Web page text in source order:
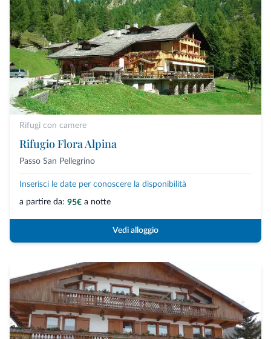
Rifugi con camere
Rifugio Flora Alpina
Passo San Pellegrino
Inserisci le date per conoscere la disponibilità
a partire da: 95€ a notte
Vedi alloggio